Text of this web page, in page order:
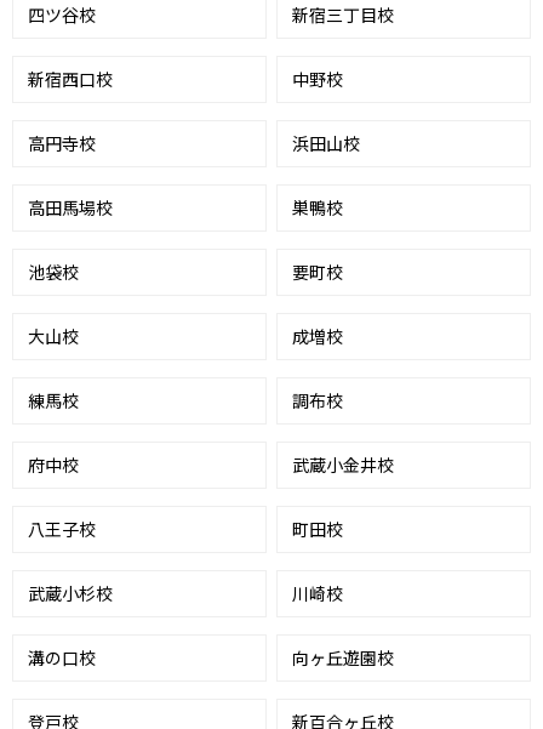
四ツ谷校 新宿三丁目校
新宿西口校 中野校
高円寺校 浜田山校
高田馬場校 巣鴨校
池袋校 要町校
大山校 成増校
練馬校 調布校
府中校 武蔵小金井校
八王子校 町田校
武蔵小杉校 川崎校
溝の口校 向ヶ丘遊園校
登戸校 新百合ヶ丘校